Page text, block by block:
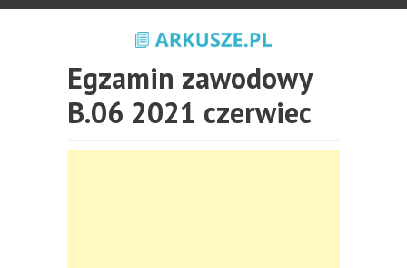
Egzamin zawodowy
B.06 2021 czerwiec